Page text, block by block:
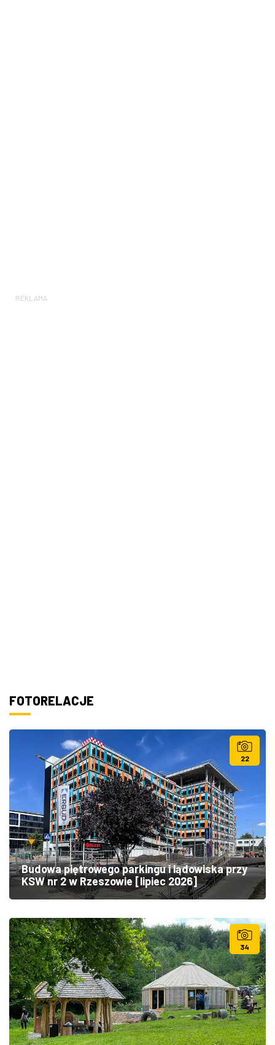
REKLAMA
FOTORELACJE
22
Budowa piętrowego parkingu i lądowiska przy
KSW nr 2 w Rzeszowie [lipiec 2026]
34